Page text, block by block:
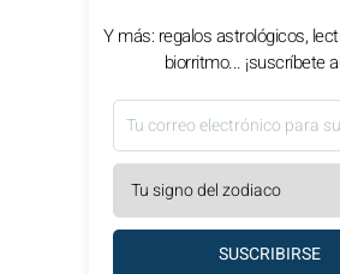
Y más: regalos astrológicos,
biorritmo... ¡suscríbete
SUSCRIBIRSE